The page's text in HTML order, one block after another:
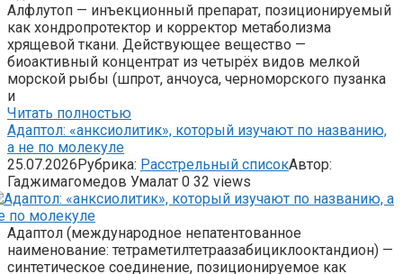
Алфлутоп — инъекционный препарат, позиционируемый
как хондропротектор и корректор метаболизма
хрящевой ткани. Действующее вещество —
биоактивный концентрат из четырёх видов мелкой
морской рыбы (шпрот, анчоуса, черноморского пузанка
и
Читать полностью
Адаптол: «анксиолитик», который изучают по названию,
а не по молекуле
25.07.2026Рубрика: Расстрельный списокАвтор:
Гаджимагомедов Умалат 0 32 views
Адаптол (международное непатентованное
наименование: тетраметилтетраазабициклооктандион) —
синтетическое соединение, позиционируемое как